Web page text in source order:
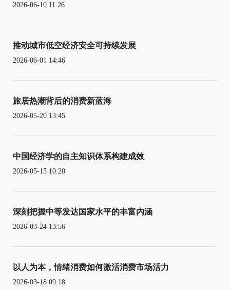
2026-06-10 11:26
推动城市低空经济安全可持续发展
2026-06-01 14:46
旅居热潮背后的消费新蓝海
2026-05-20 13:45
中国经济学的自主知识体系构建成效
2026-05-15 10:20
深刻把握中等发达国家水平的丰富内涵
2026-03-24 13:56
以人为本，情绪消费如何激活消费市场活力
2026-03-18 09:18